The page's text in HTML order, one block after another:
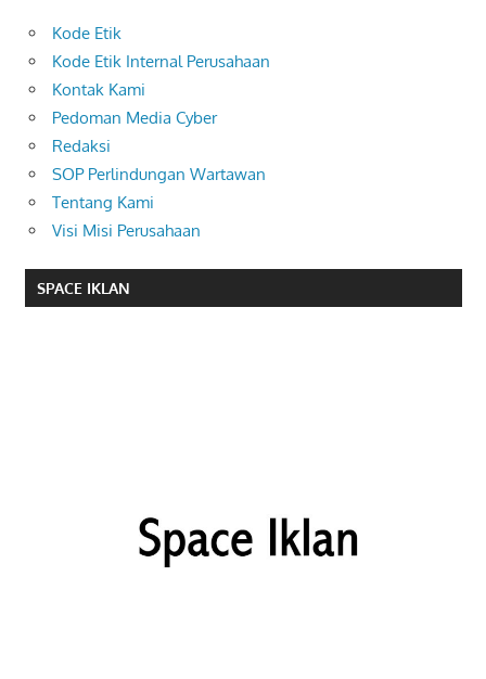
Kode Etik
Kode Etik Internal Perusahaan
Kontak Kami
Pedoman Media Cyber
Redaksi
SOP Perlindungan Wartawan
Tentang Kami
Visi Misi Perusahaan
SPACE IKLAN